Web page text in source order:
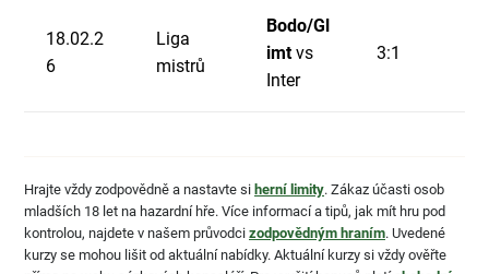
18.02.2
6
Liga
mistrů
Bodo/Gl
imtvs
Inter
3:1
Hrajte vždy zodpovědně a nastavte si herní limity. Zákaz účasti osob
mladších 18 let na hazardní hře. Více informací a tipů, jak mít hru pod
kontrolou, najdete v našem průvodci zodpovědným hraním. Uvedené
kurzy se mohou lišit od aktuální nabídky. Aktuální kurzy si vždy ověřte